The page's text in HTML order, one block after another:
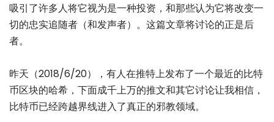
吸引了许多人将它视为是一种投资，和那些认为它将改变一
切的忠实追随者（和发声者）。这篇文章将讨论的正是后
者。
昨天（2018/6/20），有人在推特上发布了一个最近的比特
币区块的哈希，下面成千上万的推文和其它讨论让我相信，
比特币已经跨越界线进入了真正的邪教领域。